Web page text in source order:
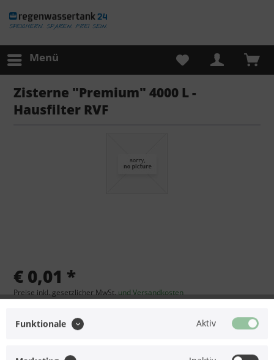
Menü
Zisterne "Premium" 4000 L -
Hausfilter RVF
€ 0,01 *
Preise inkl. gesetzlicher MwSt. und Versandkosten
Lieferzeit: ca. 12 Arbeitstage (Mo-Fr)
Funktionale Aktiv